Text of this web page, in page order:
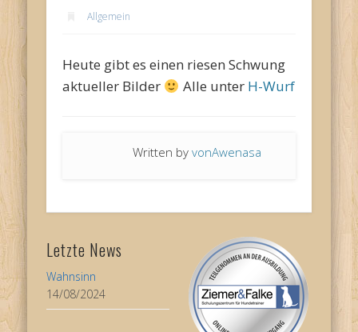
Allgemein
Heute gibt es einen riesen Schwung
aktueller Bilder
Alle unter H-Wurf
Written byvonAwenasa
Letzte News
Wahnsinn
14/08/2024